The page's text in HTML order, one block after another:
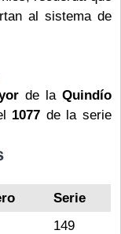
al sistema de
de la Quindío
1077 de la serie
Serie
149